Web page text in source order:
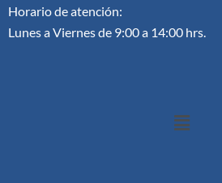
Horario de atención:
Lunes a Viernes de 9:00 a 14:00 hrs.